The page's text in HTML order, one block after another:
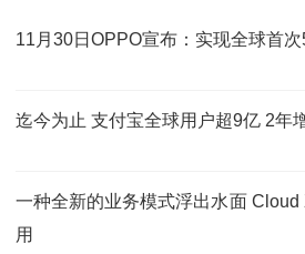
11月30日OPPO宣布：实现全球首
迄今为止 支付宝全球用户超9亿 2年
一种全新的业务模式浮出水面 Cloud
用